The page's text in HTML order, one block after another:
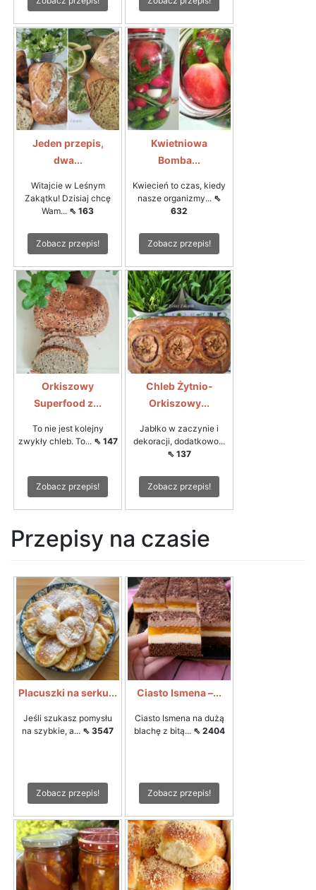
Jeden przepis,
dwa...
Witajcie w Leśnym
Zakątku! Dzisiaj chcę
Wam... ⇖ 163
Zobacz przepis!
Kwietniowa
Bomba...
Kwiecień to czas, kiedy
nasze organizmy... ⇖
632
Zobacz przepis!
Orkiszowy
Superfood z...
To nie jest kolejny
zwykły chleb. To... ⇖ 147
Zobacz przepis!
Chleb Żytnio-
Orkiszowy...
Jabłko w zaczynie i
dekoracji, dodatkowo...
⇖ 137
Zobacz przepis!
Przepisy na czasie
Placuszki na serku...
Jeśli szukasz pomysłu
na szybkie, a... ⇖ 3547
Zobacz przepis!
Ciasto Ismena –...
Ciasto Ismena na dużą
blachę z bitą... ⇖ 2404
Zobacz przepis!